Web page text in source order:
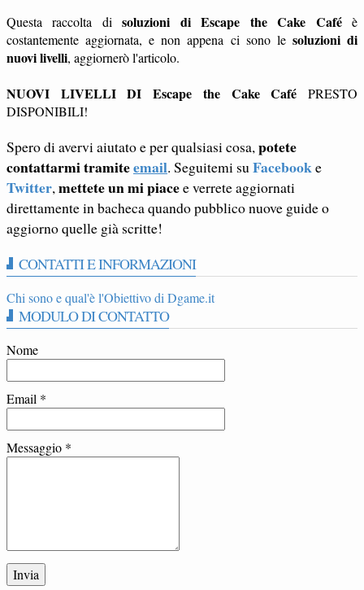
Questa raccolta disoluzioni di Escape the Cake Caféè
costantemente aggiornata, e non appena ci sono le soluzioni di
nuovi livelli, aggiornerò l'articolo.
NUOVI LIVELLI DI Escape the Cake Café PRESTO
DISPONIBILI!
Spero di avervi aiutato e per qualsiasi cosa, potete
contattarmi tramiteemail. Seguitemi su Facebooke
Twitter, mettete un mi piacee verrete aggiornati
direttamente in bacheca quando pubblico nuove guide o
aggiorno quelle già scritte!
CONTATTI E INFORMAZIONI
Chi sono e qual'è l'Obiettivo di Dgame.it
MODULO DI CONTATTO
Nome
Email *
Messaggio *